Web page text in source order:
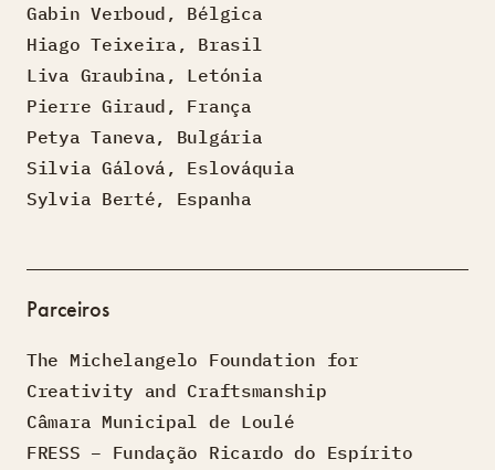
Gabin Verboud, Bélgica
Hiago Teixeira, Brasil
Liva Graubina, Letónia
Pierre Giraud, França
Petya Taneva, Bulgária
Silvia Gálová, Eslováquia
Sylvia Berté, Espanha
Parceiros
The Michelangelo Foundation for
Creativity and Craftsmanship
Câmara Municipal de Loulé
FRESS – Fundação Ricardo do Espírito